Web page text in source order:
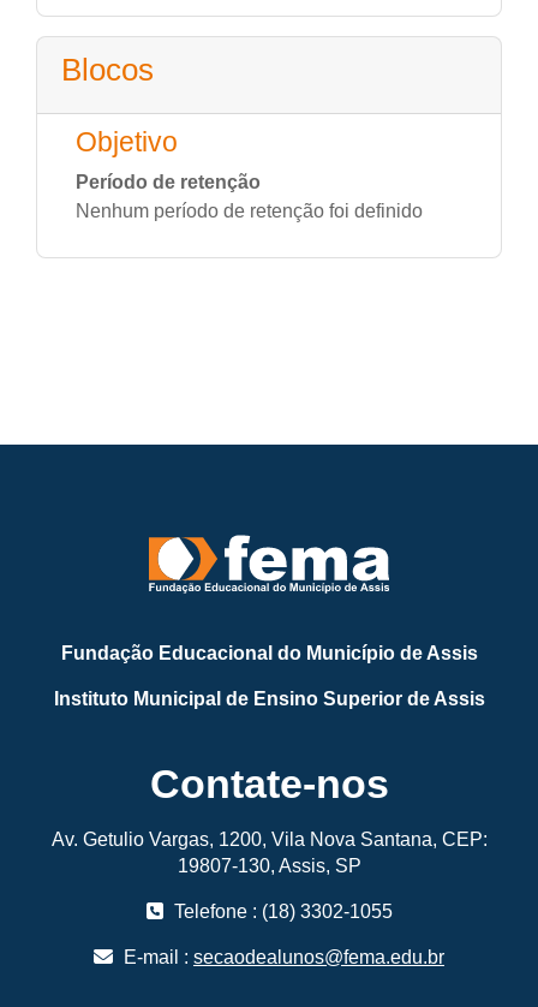
Blocos
Objetivo
Período de retenção
Nenhum período de retenção foi definido
Fundação Educacional do Município de Assis
Instituto Municipal de Ensino Superior de Assis
Contate-nos
Av. Getulio Vargas, 1200, Vila Nova Santana, CEP:
19807-130, Assis, SP
Telefone : (18) 3302-1055
E-mail : secaodealunos@fema.edu.br